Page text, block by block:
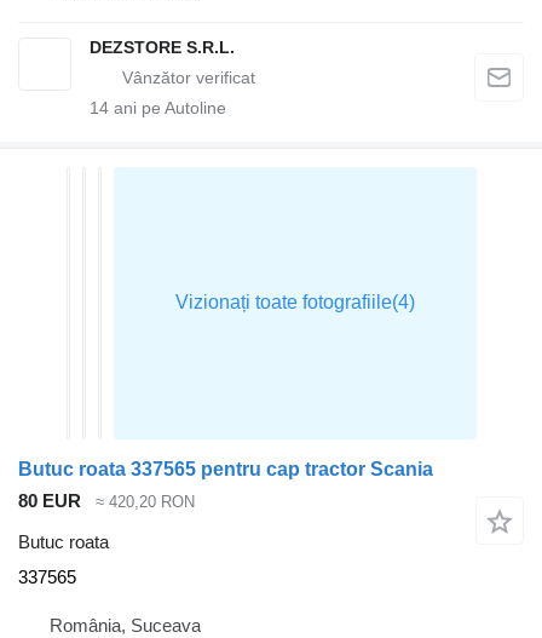
DEZSTORE S.R.L.
14 ani pe Autoline
Butuc roata 337565 pentru cap tractor Scania
80 EUR
≈ 420,20 RON
Butuc roata
337565
România, Suceava